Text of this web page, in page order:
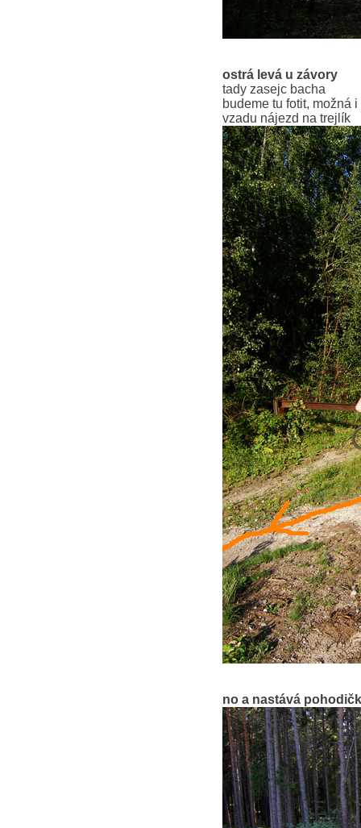
ostrá levá u závory
tady zasejc bacha
budeme tu fotit, možná
vzadu nájezd na trejlík
no a nastává